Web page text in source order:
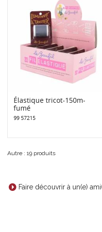
Élastique tricot-150m-
fumé
99 57215
Autre : 19 produits
Faire découvrir à un(e)